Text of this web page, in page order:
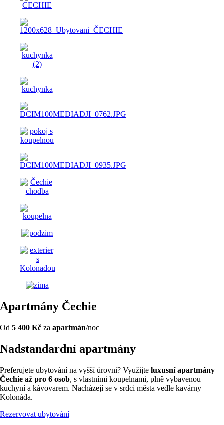
Apartmány Čechie
Od 5 400 Kč za apartmán/noc
Nadstandardní apartmány
Preferujete ubytování na vyšší úrovni? Využijte luxusní apartmány
Čechie až pro 6 osob, s vlastními koupelnami, plně vybavenou
kuchyní a kávovarem. Nacházejí se v srdci města vedle kavárny
Kolonáda.
Rezervovat ubytování